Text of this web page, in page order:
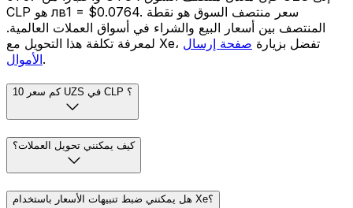
CLP هو лв1 = $0.0764. سعر منتصف السوق هو نقطة
المنتصف بين أسعار البيع والشراء في أسواق العملات العالمية.
لمعرفة تكلفة هذا التحويل مع Xe، تفضل بزيارة صفحة إرسال
الأموال.
كم سعر 10 UZS في CLP ؟
كيف يمكنني تحويل العملات؟
هل يمكنني ضبط تنبيهات الأسعار باستخدام Xe؟